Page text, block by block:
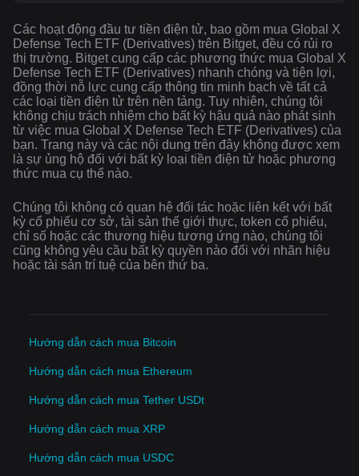
Các hoạt động đầu tư tiền điện tử, bao gồm mua Global X
Defense Tech ETF (Derivatives) trên Bitget, đều có rủi ro
thị trường. Bitget cung cấp các phương thức mua Global X
Defense Tech ETF (Derivatives) nhanh chóng và tiện lợi,
đồng thời nỗ lực cung cấp thông tin minh bạch về tất cả
các loại tiền điện tử trên nền tảng. Tuy nhiên, chúng tôi
không chịu trách nhiệm cho bất kỳ hậu quả nào phát sinh
từ việc mua Global X Defense Tech ETF (Derivatives) của
bạn. Trang này và các nội dung trên đây không được xem
là sự ủng hộ đối với bất kỳ loại tiền điện tử hoặc phương
thức mua cụ thể nào.
Chúng tôi không có quan hệ đối tác hoặc liên kết với bất
kỳ cổ phiếu cơ sở, tài sản thế giới thực, token cổ phiếu,
chỉ số hoặc các thương hiệu tương ứng nào, chúng tôi
cũng không yêu cầu bất kỳ quyền nào đối với nhãn hiệu
hoặc tài sản trí tuệ của bên thứ ba.
Hướng dẫn cách mua Bitcoin
Hướng dẫn cách mua Ethereum
Hướng dẫn cách mua Tether USDt
Hướng dẫn cách mua XRP
Hướng dẫn cách mua USDC